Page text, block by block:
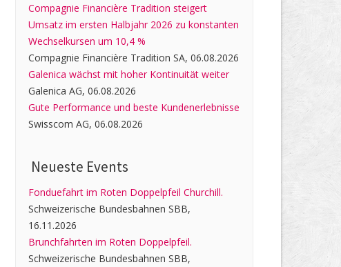
Compagnie Financière Tradition steigert
Umsatz im ersten Halbjahr 2026 zu konstanten
Wechselkursen um 10,4 %
Compagnie Financière Tradition SA, 06.08.2026
Galenica wächst mit hoher Kontinuität weiter
Galenica AG, 06.08.2026
Gute Performance und beste Kundenerlebnisse
Swisscom AG, 06.08.2026
Neueste Events
Fonduefahrt im Roten Doppelpfeil Churchill.
Schweizerische Bundesbahnen SBB,
16.11.2026
Brunchfahrten im Roten Doppelpfeil.
Schweizerische Bundesbahnen SBB,